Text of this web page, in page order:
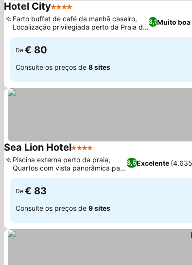
Hotel City4 Estrelas
8,1Muito boa
Farto buffet de café da manhã caseiro,
Localização privilegiada perto da Praia de
Montesilvano
De € 80
Consulte os preços de 8 sites
Sea Lion Hotel4 Estrelas
8,5Excelente
Piscina externa perto da praia,
Quartos com vista panorâmica para
o mar
De € 83
Consulte os preços de 9 sites